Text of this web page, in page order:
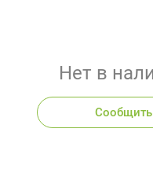
Нет в
Сообщить